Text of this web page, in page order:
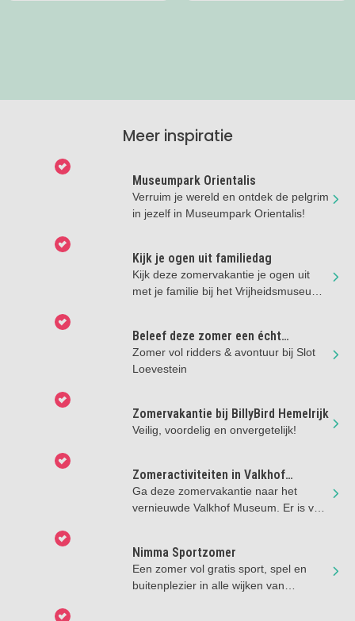
Meer inspiratie
Museumpark Orientalis
Verruim je wereld en ontdek de pelgrim
in jezelf in Museumpark Orientalis!
Kijk je ogen uit familiedag
Kijk deze zomervakantie je ogen uit
met je familie bij het Vrijheidsmuseum
Beleef deze zomer een écht
kasteelavontuur bij Slot Loevestein
Zomer vol ridders & avontuur bij Slot
Loevestein
Zomervakantie bij BillyBird Hemelrijk
Veilig, voordelig en onvergetelijk!
Zomeractiviteiten in Valkhof
Museum
Ga deze zomervakantie naar het
vernieuwde Valkhof Museum. Er is van
Nimma Sportzomer
Een zomer vol gratis sport, spel en
buitenplezier in alle wijken van